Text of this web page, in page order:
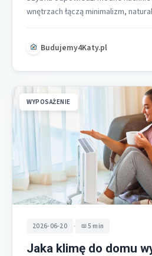
wnętrzach łączą minimalizm,
Budujemy4Katy.pl
WYPOSAŻENIE
2026-06-20 • 5 min
Jaka klimę do domu